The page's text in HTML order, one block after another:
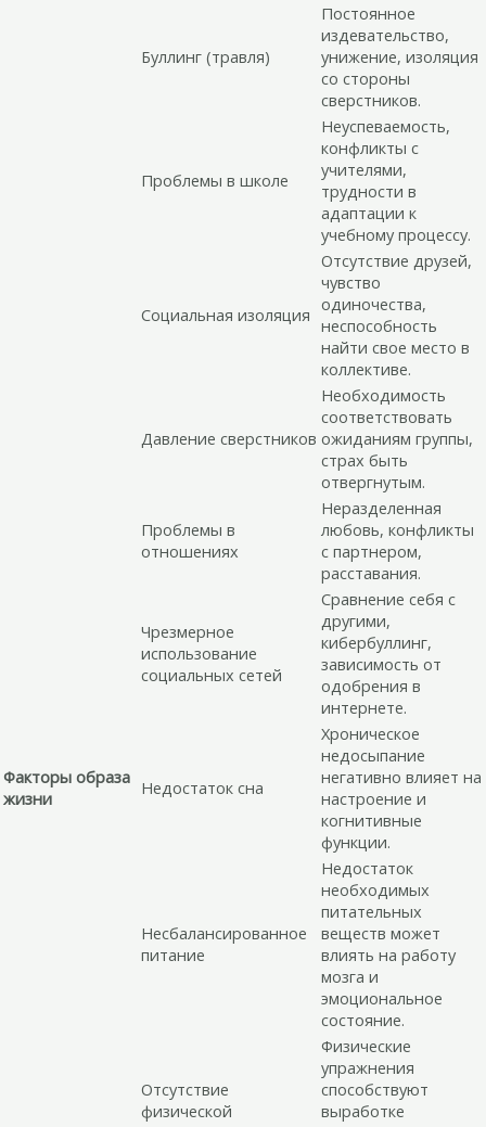
Буллинг (травля)
Постоянное
издевательство,
унижение, изоляция
со стороны
сверстников.
Проблемы в школе
Неуспеваемость,
конфликты с
учителями,
трудности в
адаптации к
учебному процессу.
Социальная изоляция
Отсутствие друзей,
чувство
одиночества,
неспособность
найти свое место в
коллективе.
Давление сверстников
Необходимость
соответствовать
ожиданиям группы,
страх быть
отвергнутым.
Проблемы в
отношениях
Неразделенная
любовь, конфликты
с партнером,
расставания.
Чрезмерное
использование
социальных сетей
Сравнение себя с
другими,
кибербуллинг,
зависимость от
одобрения в
интернете.
Факторы образа
жизни
Недостаток сна
Хроническое
недосыпание
негативно влияет на
настроение и
когнитивные
функции.
Несбалансированное
питание
Недостаток
необходимых
питательных
веществ может
влиять на работу
мозга и
эмоциональное
состояние.
Отсутствие
физической
Физические
упражнения
способствуют
выработке